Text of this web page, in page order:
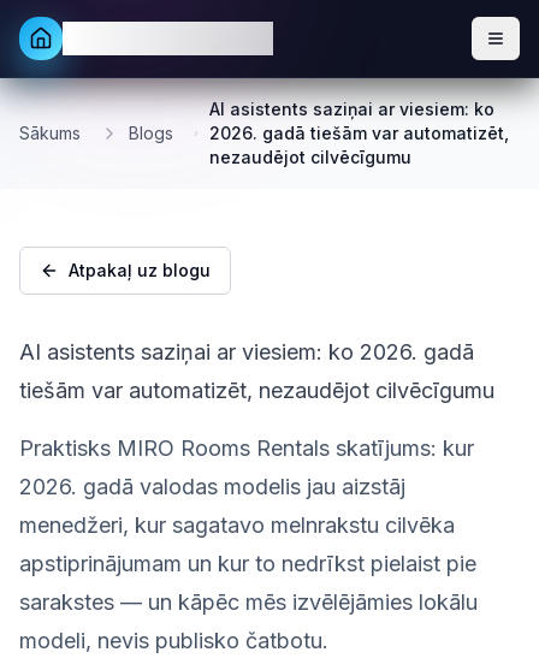
Sākums Blogs
AI asistents saziņai ar viesiem: ko
2026. gadā tiešām var automatizēt,
nezaudējot cilvēcīgumu
Atpakaļ uz blogu
AI asistents saziņai ar viesiem: ko 2026. gadā
tiešām var automatizēt, nezaudējot cilvēcīgumu
Praktisks MIRO Rooms Rentals skatījums: kur
2026. gadā valodas modelis jau aizstāj
menedžeri, kur sagatavo melnrakstu cilvēka
apstiprinājumam un kur to nedrīkst pielaist pie
sarakstes — un kāpēc mēs izvēlējāmies lokālu
modeli, nevis publisko čatbotu.